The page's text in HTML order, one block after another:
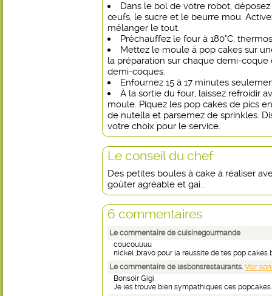
Dans le bol de votre robot,
œufs, le sucre et le beurre mou.
mélanger le tout.
Préchauffez le four à 180°C,
Mettez le moule à pop cakes sur
la préparation sur chaque demi-
demi-coques.
Enfournez 15 à 17 minutes
À la sortie du four, laissez refroidir
moule. Piquez les pop cakes de pics
de nutella et parsemez de sprinkles.
votre choix pour le service.
Le conseil du chef
Des petites boules à cake à réaliser
goûter agréable et gai...
6 commentaires
Le commentaire de cuisinegourmande
coucouuuu
nickel ,bravo pour la reussite de tes pop cakes
Le commentaire de lesbonsrestaurants. Voir
Bonsoir Gigi
Je les trouve bien sympathiques ces